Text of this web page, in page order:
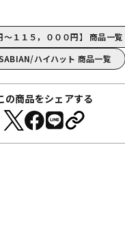
１１５，０００円】 商品一覧
ハイハット 商品一覧
の商品をシェアする